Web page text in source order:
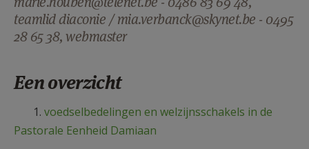
teamlid diaconie / mia.verbanck@skynet.be - 0495
28 65 38, webmaster
Een overzicht
1. voedselbedelingen en welzijnsschakels in de
Pastorale Eenheid Damiaan